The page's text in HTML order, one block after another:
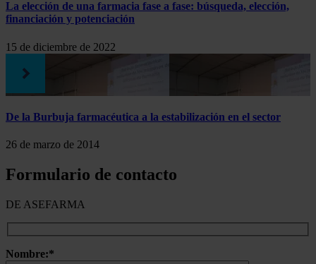
La elección de una farmacia fase a fase: búsqueda, elección,
financiación y potenciación
15 de diciembre de 2022
De la Burbuja farmacéutica a la estabilización en el sector
26 de marzo de 2014
Formulario de contacto
DE ASEFARMA
Nombre:*